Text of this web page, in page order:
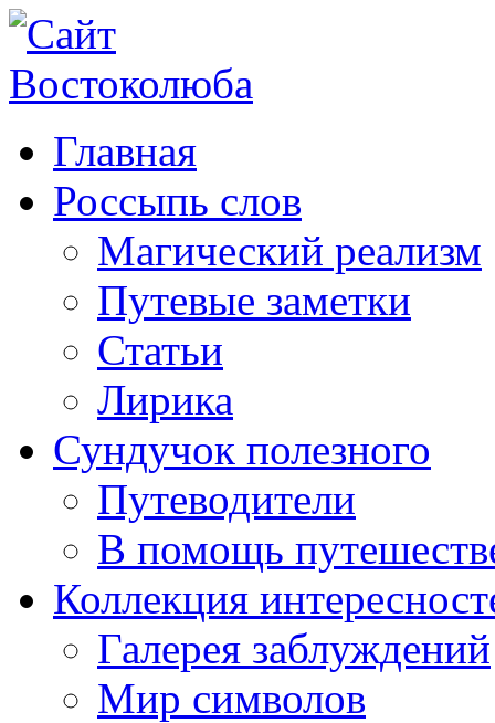
Главная
Россыпь слов
Магический реализм
Путевые заметки
Статьи
Лирика
Сундучок полезного
Путеводители
В помощь
Коллекция
Галерея заблуждений
Мир символов